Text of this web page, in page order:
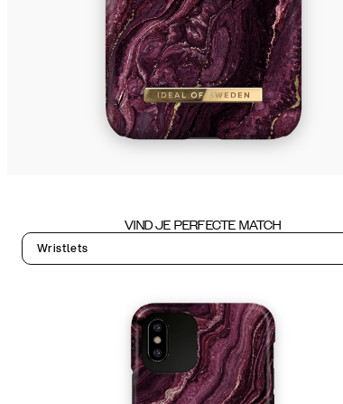
VIND JE PERFECTE MATCH
Wristlets